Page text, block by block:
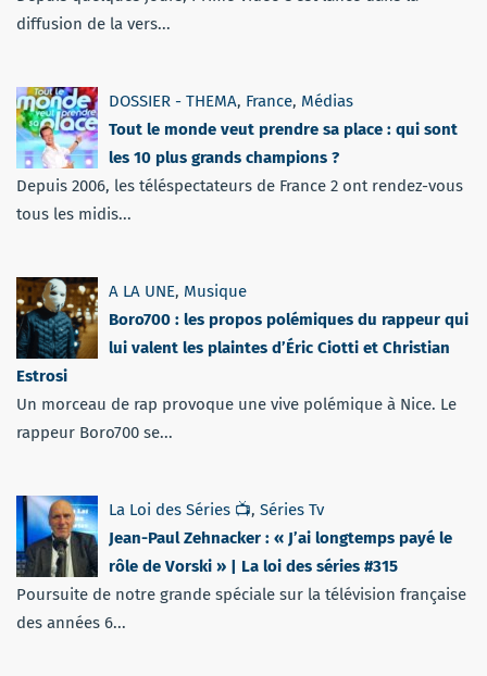
diffusion de la vers...
DOSSIER - THEMA, France, Médias
Tout le monde veut prendre sa place : qui sont
les 10 plus grands champions ?
Depuis 2006, les téléspectateurs de France 2 ont rendez-vous
tous les midis...
A LA UNE, Musique
Boro700 : les propos polémiques du rappeur qui
lui valent les plaintes d’Éric Ciotti et Christian
Estrosi
Un morceau de rap provoque une vive polémique à Nice. Le
rappeur Boro700 se...
La Loi des Séries 📺, Séries Tv
Jean-Paul Zehnacker : « J’ai longtemps payé le
rôle de Vorski » | La loi des séries #315
Poursuite de notre grande spéciale sur la télévision française
des années 6...